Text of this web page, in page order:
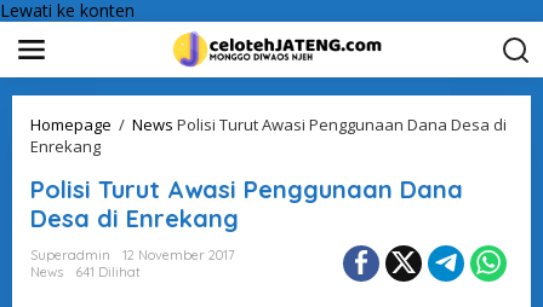
Lewati ke konten
Homepage / News Polisi Turut Awasi Penggunaan Dana Desa di
Enrekang
Polisi Turut Awasi Penggunaan Dana
Desa di Enrekang
Superadmin
12 November 2017
News
641 Dilihat